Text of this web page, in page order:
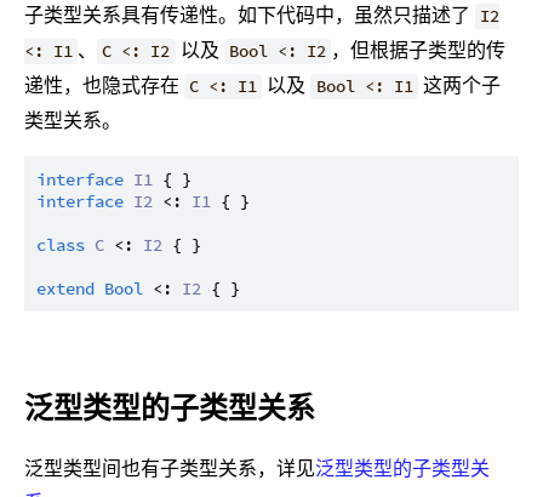
子类型关系具有传递性。如下代码中，虽然只描述了
I2
<: I1 、 C <: I2 以及 Bool <: I2 ，但根据子类型的传
递性，也隐式存在 C <: I1 以及 Bool <: I1 这两个子
类型关系。
interface I1
interface I2 <: I1 { }
class C <: I2 { }
extend Bool <: I2
泛型类型的子类型关系
泛型类型间也有子类型关系，详见泛型类型的子类型关